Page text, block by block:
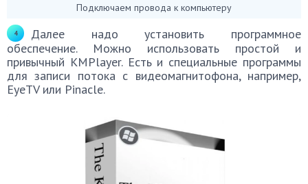
Подключаем провода к компьютеру
Далее надо установить программное
обеспечение. Можно использовать простой и
привычный KMPlayer. Есть и специальные программы
для записи потока с видеомагнитофона, например,
EyeTV или Pinacle.